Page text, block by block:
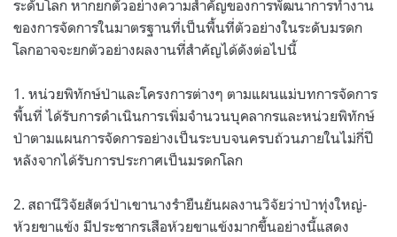
ระดับโลก หากยกตัวอย่างความสำคัญของการพัฒนาการทำงาน
ของการจัดการในมาตรฐานที่เป็นพื้นที่ตัวอย่างในระดับมรดก
โลกอาจจะยกตัวอย่างผลงานที่สำคัญได้ดังต่อไปนี้
1. หน่วยพิทักษ์ป่าและโครงการต่างๆ ตามแผนแม่บทการจัดการ
พื้นที่ ได้รับการดำเนินการเพิ่มจำนวนบุคลากรและหน่วยพิทักษ์
ป่าตามแผนการจัดการอย่างเป็นระบบจนครบถ้วนภายในไม่กี่ปี
หลังจากได้รับการประกาศเป็นมรดกโลก
2. สถานีวิจัยสัตว์ป่าเขานางรำยืนยันผลงานวิจัยว่าป่าทุ่งใหญ่-
ห้วยขาแข้ง มีประชากรเสือห้วยขาแข้งมากขึ้นอย่างนี้แสดง